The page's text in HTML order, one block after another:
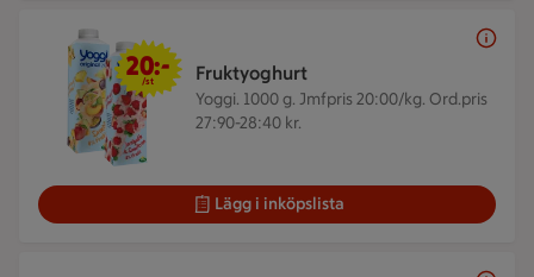
Fruktyoghurt
Yoggi. 1000 g. Jmfpris 20:00/kg. Ord.pris
27:90-28:40 kr.
20 kr/st
20:-
/st
Lägg i inköpslista